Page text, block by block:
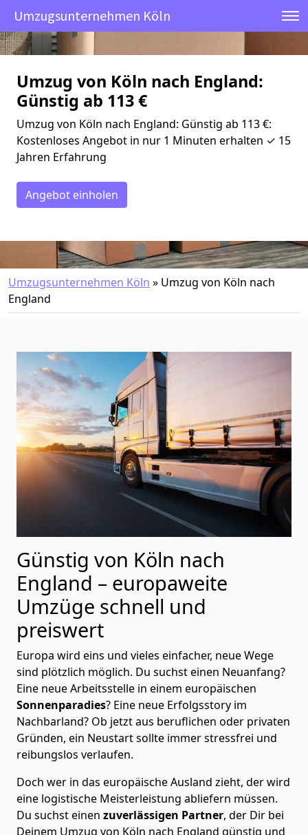
Umzugsunternehmen Köln
Umzug von Köln nach England:
Günstig ab 113 €
Umzug von Köln nach England: Günstig ab 113 €:
Kostenloses Angebot in nur 1 Minuten erhalten ✓ 15
Jahren Erfahrung
Angebot einholen
Umzugsunternehmen Köln » Umzug von Köln nach
England
Günstig von Köln nach
England – europaweite
Umzüge schnell und
preiswert
Europa wird eins und vieles einfacher, neue Wege
sind plötzlich möglich. Du suchst einen Neuanfang?
Eine neue Arbeitsstelle in einem europäischen
Sonnenparadies? Eine neue Erfolgsstory im
Nachbarland? Ob jetzt aus beruflichen oder privaten
Gründen, ein Neustart sollte immer stressfrei und
reibungslos verlaufen.
Doch wer in das europäische Ausland zieht, der wird
eine logistische Meisterleistung abliefern müssen.
Du suchst einen zuverlässigen Partner, der Dir bei
Deinem Umzug von Köln nach England günstig und